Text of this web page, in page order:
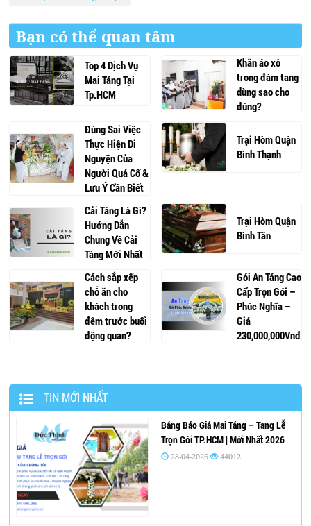
Bạn có thể quan tâm
Top 4 Dịch Vụ
Mai Táng Tại
Tp.HCM
Khăn áo xô
trong đám tang
dùng sao cho
đúng?
Đúng Sai Việc
Thực Hiện Di
Nguyện Của
Người Quá Cố &
Lưu Ý Cần Biết
Trại Hòm Quận
Bình Thạnh
Cải Táng Là Gì?
Hướng Dẫn
Chung Về Cải
Táng Mới Nhất
Trại Hòm Quận
Bình Tân
Cách sắp xếp
chỗ ăn cho
khách trong
đêm trước buổi
động quan?
Gói An Táng Cao
Cấp Trọn Gói –
Phúc Nghĩa –
Giá
230,000,000Vnđ
TIN MỚI NHẤT
Bảng Báo Giá Mai Táng – Tang Lễ
Trọn Gói TP.HCM | Mới Nhất 2026
28-04-2026 44012